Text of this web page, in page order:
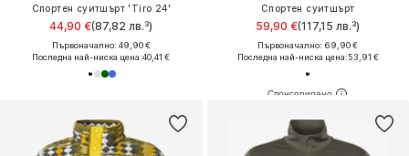
Спортен суитшърт 'Tiro 24'
44,90 €(87,82 лв.³)
Първоначално: 49,90 €
Последна най-ниска цена:40,41 €
Спортен суитшърт
59,90 €(117,15 лв.³)
Първоначално: 69,90 €
Последна най-ниска цена:53,91 €